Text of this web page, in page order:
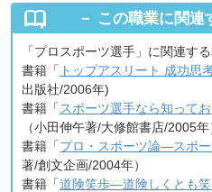
この職業に関連
「プロスポーツ選手」に関連す
書籍「 トップアスリート 成功思
出版社/2006年)
書籍「 スポーツ選手なら知って
（小田伸午著/大修館書店/2005年
書籍「プロ・スポーツ論―スポ
著/創文企画/2004年）
書籍「道険笑歩―道険しくとも笑